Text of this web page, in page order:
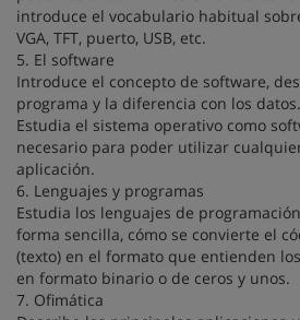
introduce el vocabulario habitual
VGA, TFT, puerto, USB, etc.
5. El software
Introduce el concepto de software,
programa y la diferencia con los datos.
Estudia el sistema operativo como
necesario para poder utilizar
aplicación.
6. Lenguajes y programas
Estudia los lenguajes de
forma sencilla, cómo se convierte el
(texto) en el formato que entienden
en formato binario o de ceros y unos.
7. Ofimática